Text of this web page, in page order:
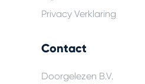
Privacy Verklaring
Contact
Doorgelezen B.V.